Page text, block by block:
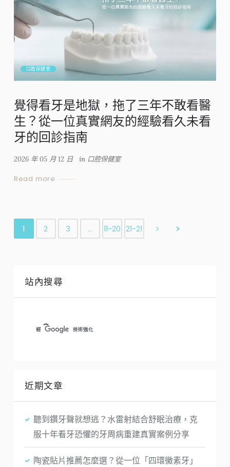
口腔保健室
覺得看牙是地獄，拖了三年不敢看醫
生？從一位真實網友的經驗看久未看
牙的回診指南
2026 年 05 月 12 日 in 口腔保健室
Read more
1 2 3 … 11-20 21-21
站內搜尋
近期文章
聽到鑽牙聲就想逃？水雷射結合舒眠治療，克
服十年看牙恐懼的牙周病重建真實案例分享
陶瓷貼片推薦怎麼選？從一位「四環黴素牙」